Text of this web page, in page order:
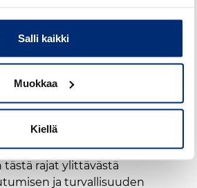
Salli kaikki
Muokkaa
Kiellä
pääjohtajat
varautumisen
Nordic Transport
tammikuun
yhteistoimintaa kehittävät
tästä rajat ylittävästä
ja turvallisuuden